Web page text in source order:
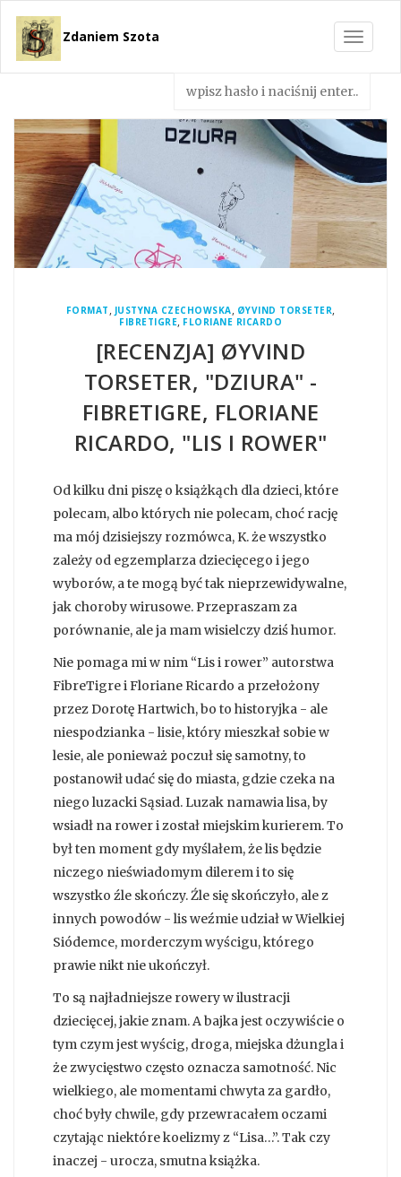
Toggle
Zdaniem Szota
FORMAT , JUSTYNA CZECHOWSKA, ØYVIND TORSETER,
FIBRETIGRE, FLORIANE RICARDO
[RECENZJA] ØYVIND
TORSETER, "DZIURA" -
FIBRETIGRE, FLORIANE
RICARDO, "LIS I ROWER"
Od kilku dni piszę o książkąch dla dzieci, które
polecam, albo których nie polecam, choć rację
ma mój dzisiejszy rozmówca, K. że wszystko
zależy od egzemplarza dziecięcego i jego
wyborów, a te mogą być tak nieprzewidywalne,
jak choroby wirusowe. Przepraszam za
porównanie, ale ja mam wisielczy dziś humor.
Nie pomaga mi w nim “Lis i rower” autorstwa
FibreTigre i Floriane Ricardo a przełożony
przez Dorotę Hartwich, bo to historyjka - ale
niespodzianka - lisie, który mieszkał sobie w
lesie, ale ponieważ poczuł się samotny, to
postanowił udać się do miasta, gdzie czeka na
niego luzacki Sąsiad. Luzak namawia lisa, by
wsiadł na rower i został miejskim kurierem. To
był ten moment gdy myślałem, że lis będzie
niczego nieświadomym dilerem i to się
wszystko źle skończy. Źle się skończyło, ale z
innych powodów - lis weźmie udział w Wielkiej
Siódemce, morderczym wyścigu, którego
prawie nikt nie ukończył.
To są najładniejsze rowery w ilustracji
dziecięcej, jakie znam. A bajka jest oczywiście o
tym czym jest wyścig, droga, miejska dżungla i
że zwycięstwo często oznacza samotność. Nic
wielkiego, ale momentami chwyta za gardło,
choć były chwile, gdy przewracałem oczami
czytając niektóre koelizmy z “Lisa…”. Tak czy
inaczej - urocza, smutna książka.